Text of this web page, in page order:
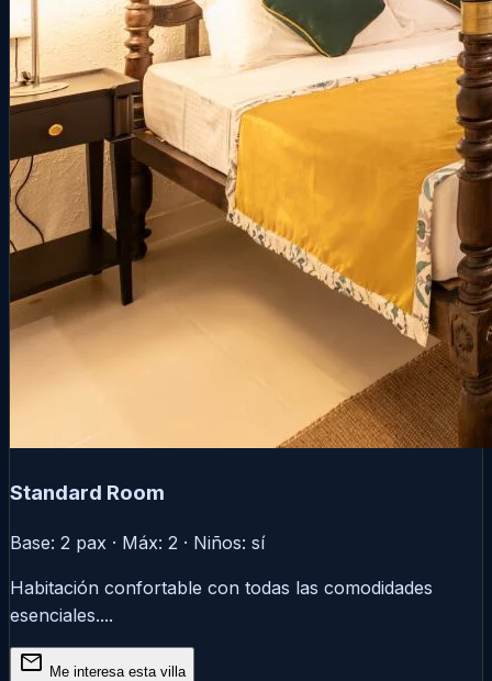
Standard Room
Base: 2 pax · Máx: 2 · Niños: sí
Habitación confortable con todas las comodidades
esenciales....
mail Me interesa esta villa